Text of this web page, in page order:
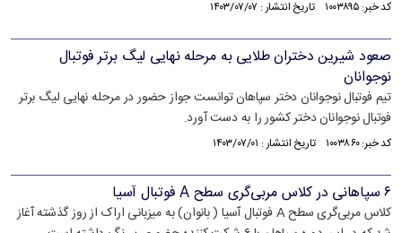
کد خبر: ۱۰۰۳۸۹۵ تاریخ انتشار : ۱۴۰۳/۰۷/۰۷
صعود شیرین دختران طلایی به مرحله نهایی لیگ برتر فوتبال
نوجوانان
تیم فوتبال نوجوانان دختر سپاهان توانست جواز حضور در مرحله نهایی لیگ برتر
فوتبال نوجوانان دختر کشور را به دست آورد.
کد خبر: ۱۰۰۳۸۶۰ تاریخ انتشار : ۱۴۰۳/۰۷/۰۱
۶ سپاهانی در کلاس مربی‌گری سطح A فوتبال آسیا
کلاس مربی‌گری سطح A فوتبال آسیا ( بانوان) به میزبانی اراک از روز گذشته آغاز